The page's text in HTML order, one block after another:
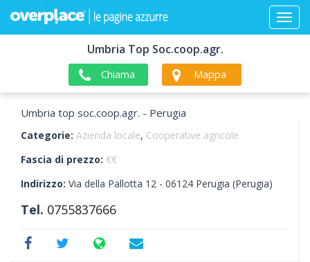
Umbria Top Soc.coop.agr.
Chiama Mappa
Umbria top soc.coop.agr. - Perugia
Categorie: Azienda locale, Cooperative agricole
Fascia di prezzo: €€
Indirizzo: Via della Pallotta 12 - 06124 Perugia (Perugia)
Tel. 0755837666